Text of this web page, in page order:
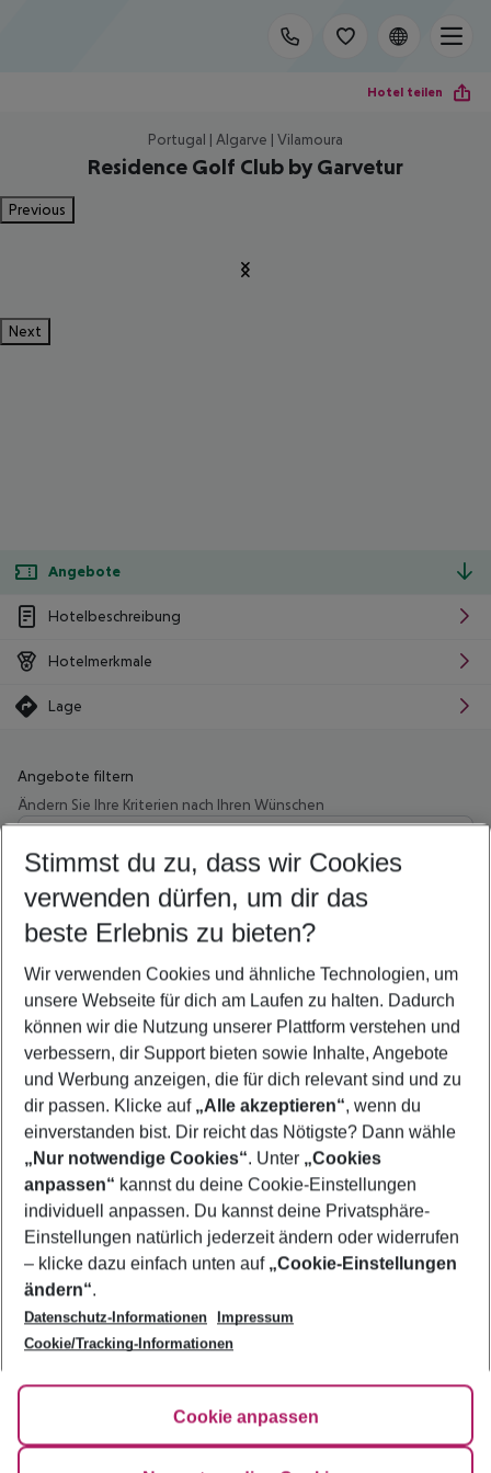
Hotel teilen
Portugal | Algarve | Vilamoura
Residence Golf Club by Garvetur
Previous
Next
Angebote
Hotelbeschreibung
Hotelmerkmale
Lage
Angebote filtern
Ändern Sie Ihre Kriterien nach Ihren Wünschen
Wähle deinen Abflughafen
Beliebiger Abflughafen
Wähle deinen Reisezeitraum
5-8 Nächte
2 Erwachsene Keine Kinder
Mehr Filter anzeigen
Footer
Footer navigation
Über uns
AGB
Bestpreisgarantie
Cookie-Einstellungen ändern
Cookie-Richtlinie
Impressum
Agenturbetreuung
Barrierefreies Reisen
FAQ
HanseMerkur Reiseversicherung
Hilfe & Kontakt
Folge uns
Stimmst du zu, dass wir Cookies
verwenden dürfen, um dir das
beste Erlebnis zu bieten?
Wir verwenden Cookies und ähnliche Technologien, um
unsere Webseite für dich am Laufen zu halten. Dadurch
können wir die Nutzung unserer Plattform verstehen und
verbessern, dir Support bieten sowie Inhalte, Angebote
und Werbung anzeigen, die für dich relevant sind und zu
dir passen. Klicke auf „Alle akzeptieren“, wenn du
einverstanden bist. Dir reicht das Nötigste? Dann wähle
„Nur notwendige Cookies“. Unter „Cookies
anpassen“ kannst du deine Cookie-Einstellungen
individuell anpassen. Du kannst deine Privatsphäre-
Einstellungen natürlich jederzeit ändern oder widerrufen
– klicke dazu einfach unten auf „Cookie-Einstellungen
ändern“.
Datenschutz-Informationen
Impressum
Cookie/Tracking-Informationen
Cookie anpassen